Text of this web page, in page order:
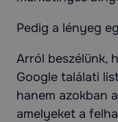
Pedig a lényeg
Arról beszélünk,
Google találati
hanem azokban
amelyeket a